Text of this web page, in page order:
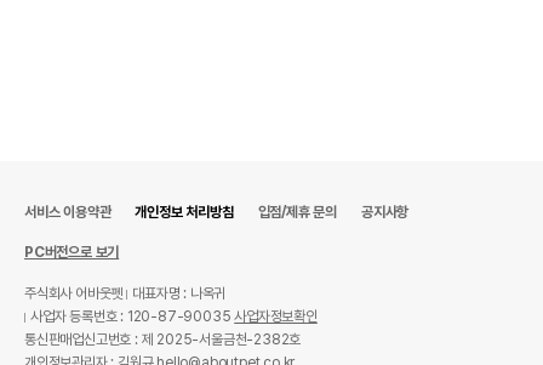
서비스 이용약관 개인정보 처리방침 입점/제휴 문의 공지사항
PC버전으로 보기
주식회사 어바웃펫
대표자명 : 나옥귀
사업자 등록번호 : 120-87-90035사업자정보확인
통신판매업신고번호 : 제 2025-서울금천-2382호